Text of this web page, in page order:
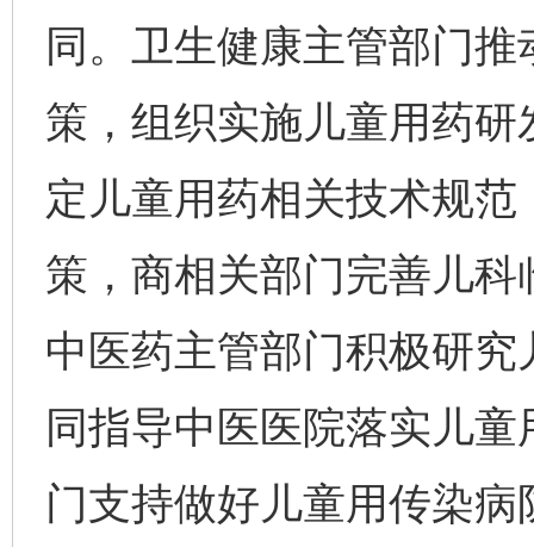
同。卫生健康主管部门
策，组织实施儿童用药
定儿童用药相关技术规
策，商相关部门完善儿
中医药主管部门积极研
同指导中医医院落实儿
门支持做好儿童用传染